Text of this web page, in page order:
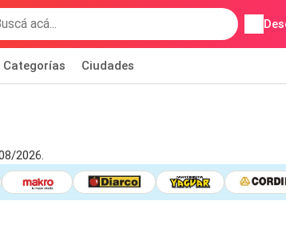
Categorías Ciudades
2026.